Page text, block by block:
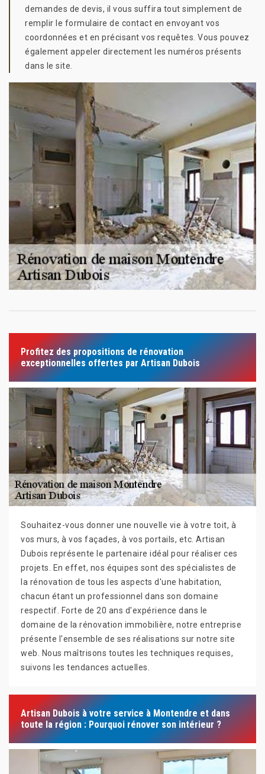
demandes de devis, il vous suffira tout simplement de
remplir le formulaire de contact en envoyant vos
coordonnées et en précisant vos requêtes. Vous pouvez
également appeler directement les numéros présents
dans le site.
Profitez des propositions de rénovation
exceptionnelles offertes par Artisan Dubois
Souhaitez-vous donner une nouvelle vie à votre toit, à
vos murs, à vos façades, à vos portails, etc. Artisan
Dubois représente le partenaire idéal pour réaliser ces
projets. En effet, nos équipes sont des spécialistes de
la rénovation de tous les aspects d'une habitation,
chacun étant un professionnel dans son domaine
respectif. Forte de 20 ans d'expérience dans le
domaine de la rénovation immobilière, notre entreprise
présente l'ensemble de ses réalisations sur notre site
web. Nous maîtrisons toutes les techniques requises,
suivons les tendances actuelles.
Artisan Dubois à votre service à Montendre et dans
toute la région : Pourquoi rénover son intérieur ?